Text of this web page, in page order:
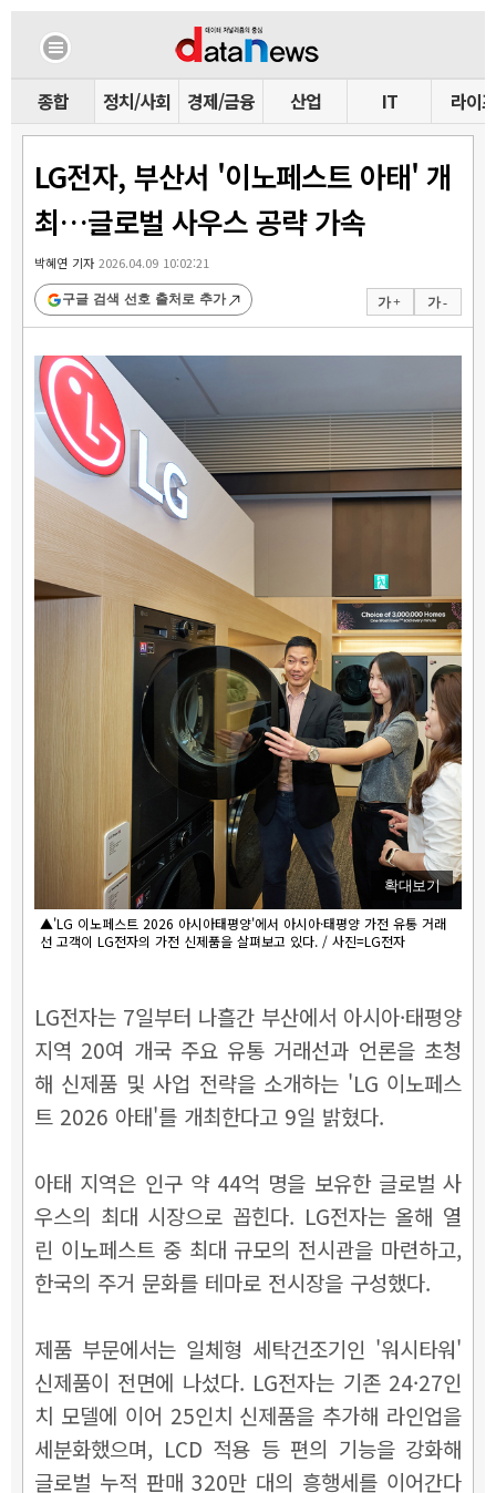
종합 정치/사회 경제/금융 산업 IT 라이프
LG전자, 부산서 '이노페스트 아태' 개
최…글로벌 사우스 공략 가속
박혜연 기자2026.04.09 10:02:21
가 + 가 -
구글 검색 선호 출처로 추가
확대보기
▲'LG 이노페스트 2026 아시아태평양'에서 아시아·태평양 가전 유통 거래
선 고객이 LG전자의 가전 신제품을 살펴보고 있다. / 사진=LG전자
LG전자는 7일부터 나흘간 부산에서 아시아·태평양
지역 20여 개국 주요 유통 거래선과 언론을 초청
해 신제품 및 사업 전략을 소개하는 'LG 이노페스
트 2026 아태'를 개최한다고 9일 밝혔다.
아태 지역은 인구 약 44억 명을 보유한 글로벌 사
우스의 최대 시장으로 꼽힌다. LG전자는 올해 열
린 이노페스트 중 최대 규모의 전시관을 마련하고,
한국의 주거 문화를 테마로 전시장을 구성했다.
제품 부문에서는 일체형 세탁건조기인 '워시타워'
신제품이 전면에 나섰다. LG전자는 기존 24·27인
치 모델에 이어 25인치 신제품을 추가해 라인업을
세분화했으며, LCD 적용 등 편의 기능을 강화해
글로벌 누적 판매 320만 대의 흥행세를 이어간다